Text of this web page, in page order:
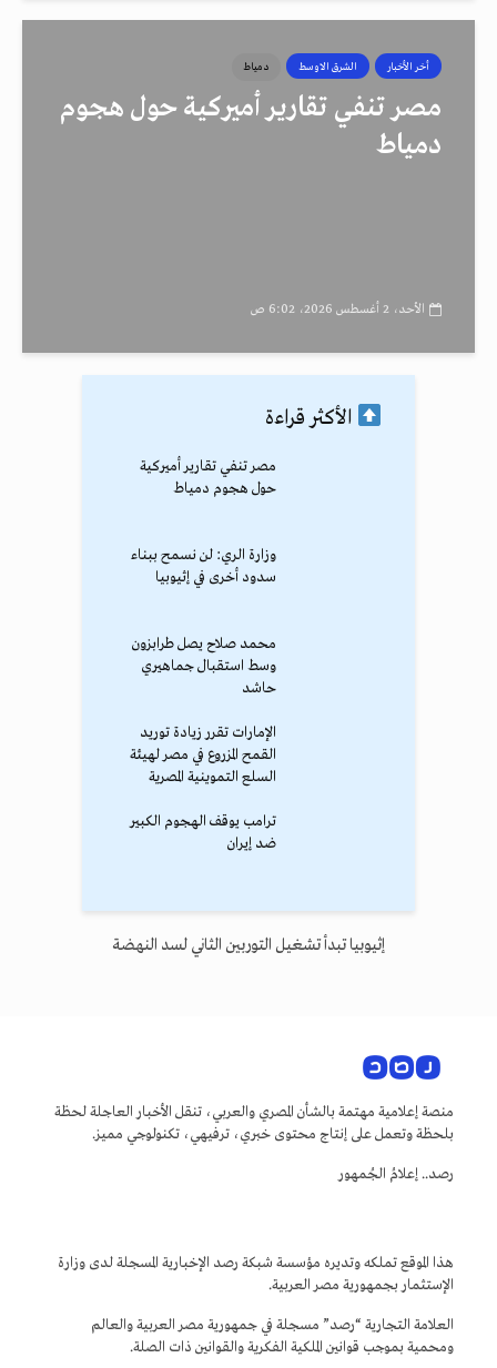
أخر الأخبار الشرق الاوسط دمياط
مصر تنفي تقارير أميركية حول هجوم
دمياط
الأحد، 2 أغسطس 2026، 6:02 ص
الأكثر قراءة
مصر تنفي تقارير أميركية
حول هجوم دمياط
وزارة الري: لن نسمح ببناء
سدود أخرى في إثيوبيا
محمد صلاح يصل طرابزون
وسط استقبال جماهيري
حاشد
الإمارات تقرر زيادة توريد
القمح المزروع في مصر لهيئة
السلع التموينية المصرية
ترامب يوقف الهجوم الكبير
ضد إيران
إثيوبيا تبدأ تشغيل التوربين الثاني لسد النهضة
منصة إعلامية مهتمة بالشأن المصري والعربي، تنقل الأخبار العاجلة لحظة
بلحظة وتعمل على إنتاج محتوى خبري، ترفيهي، تكنولوجي مميز.
رصد.. إعلامُ الجُمهور
هذا الموقع تملكه وتديره مؤسسة شبكة رصد الإخبارية المسجلة لدى وزارة
الإستثمار بجمهورية مصر العربية.
العلامة التجارية “رصد” مسجلة في جمهورية مصر العربية والعالم
ومحمية بموجب قوانين الملكية الفكرية والقوانين ذات الصلة.